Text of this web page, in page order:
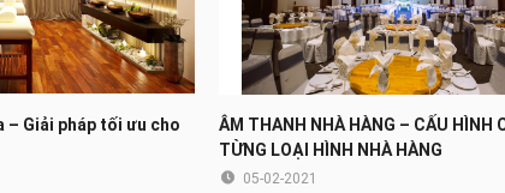
– Giải pháp tối ưu cho
ÂM THANH NHÀ HÀNG – CẤU HÌNH
TỪNG LOẠI HÌNH NHÀ HÀNG
05-02-2021